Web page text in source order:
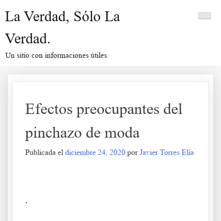
La Verdad, Sólo La
Verdad.
Un sitio con informaciones útiles
Efectos preocupantes del
pinchazo de moda
Publicada el diciembre 24, 2020 porJavier Torres Elía
.